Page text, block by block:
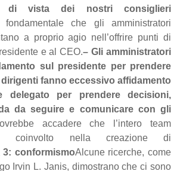
di vista dei nostri consiglieri
che gli amministratori
a proprio agio nell’offrire punti di
e al CEO.– Gli amministratori
sul presidente per prendere
dirigenti fanno eccessivo affidamento
delegato per prendere decisioni,
da seguire e comunicare con gli
accadere che l’intero team
coinvolto nella creazione di
3: conformismoAlcune ricerche, come
Irvin L. Janis, dimostrano che ci sono